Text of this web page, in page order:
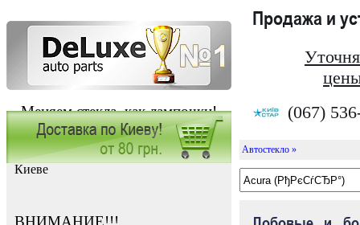
Меняем стекла, как лампочки!
Продажа и
(067)
Заказать установку автостекла в
Киеве
ВНИМАНИЕ!!!
Автостекло »